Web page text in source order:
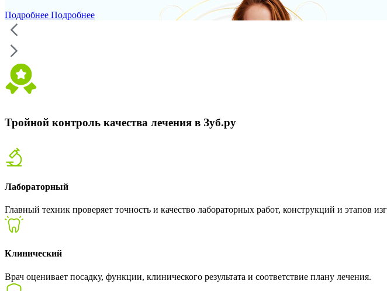
Подробнее Подробнее
Тройной контроль качества лечения в Зуб.ру
Лабораторный
Главный техник проверяет точность и качество лабораторных работ, конструкций и этапов
Клинический
Врач оценивает посадку, функции, клинического результата и соответствие плану лечения.